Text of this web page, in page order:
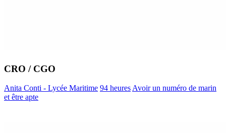
CRO / CGO
Anita Conti - Lycée Maritime 94 heures Avoir un numéro de marin
et être apte